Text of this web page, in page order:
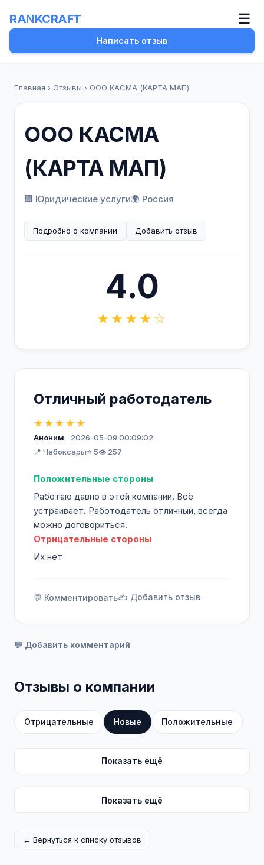
RANKCRAFT ☰
Написать отзыв
Главная › Отзывы › ООО КАСМА (КАРТА МАП)
ООО КАСМА
(КАРТА МАП)
🏢 Юридические услуги🌍 Россия
Подробно о компании Добавить отзыв
4.0
★★★★☆
Отличный работодатель
★★★★★
Аноним
2026-05-09 00:09:02
📍 Чебоксары⭐ 5👁️ 257
Положительные стороны
Работаю давно в этой компании. Всё
устраивает. Работодатель отличный, всегда
можно договориться.
Отрицательные стороны
Их нет
💬 Комментировать✍️ Добавить отзыв
💬 Добавить комментарий
Отзывы о компании
Отрицательные Новые Положительные
Показать ещё
Показать ещё
← Вернуться к списку отзывов